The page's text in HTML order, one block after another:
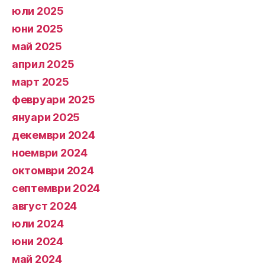
юли 2025
юни 2025
май 2025
април 2025
март 2025
февруари 2025
януари 2025
декември 2024
ноември 2024
октомври 2024
септември 2024
август 2024
юли 2024
юни 2024
май 2024